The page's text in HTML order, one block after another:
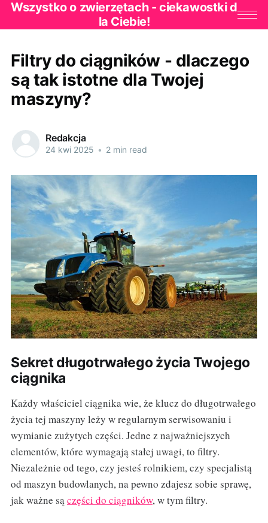
Wszystko o zwierzętach - ciekawostki d
la Ciebie!
Filtry do ciągników - dlaczego
są tak istotne dla Twojej
maszyny?
Redakcja
24 kwi 2025 • 2 min read
Sekret długotrwałego życia Twojego
ciągnika
Każdy właściciel ciągnika wie, że klucz do długotrwałego
życia tej maszyny leży w regularnym serwisowaniu i
wymianie zużytych części. Jedne z najważniejszych
elementów, które wymagają stałej uwagi, to filtry.
Niezależnie od tego, czy jesteś rolnikiem, czy specjalistą
od maszyn budowlanych, na pewno zdajesz sobie sprawę,
jak ważne sączęści do ciągników, w tym filtry.